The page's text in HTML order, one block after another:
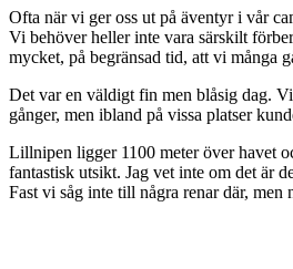
Ofta när vi ger oss ut på äventyr i vår
Vi behöver heller inte vara särskilt
mycket, på begränsad tid, att vi många
Det var en väldigt fin men blåsig dag.
gånger, men ibland på vissa platser
Lillnipen ligger 1100 meter över havet
fantastisk utsikt. Jag vet inte om det är
Fast vi såg inte till några renar där,